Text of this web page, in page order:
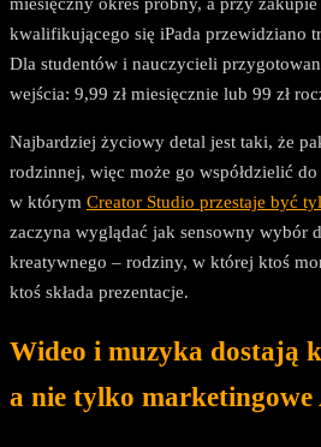
kwalifikującego się iPada przewidziano
Dla studentów i nauczycieli
wejścia: 9,99 zł miesięcznie lub 99 zł
Najbardziej życiowy detal jest taki, że
rodzinnej, więc może go współdzielić
w którym Creator Studio przestaje być
zaczyna wyglądać jak sensowny wybór
kreatywnego – rodziny, w której ktoś
ktoś składa prezentacje.
Wideo i muzyka dostają
a nie tylko